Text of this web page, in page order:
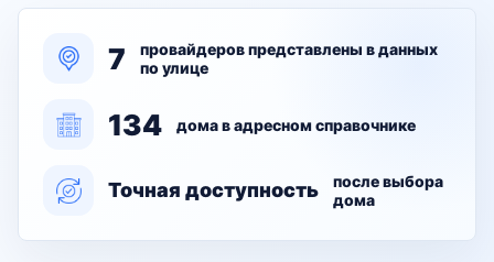
7
провайдеров представлены в данных
по улице
134 дома в адресном справочнике
Точная доступность
после выбора
дома